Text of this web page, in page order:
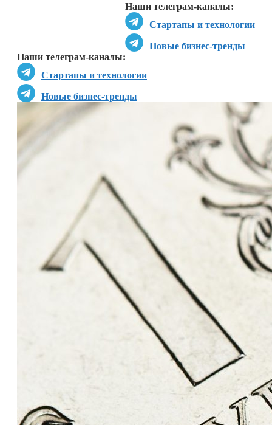
Наши телеграм-каналы:
Стартапы и технологии
Новые бизнес-тренды
Наши телеграм-каналы:
Стартапы и технологии
Новые бизнес-тренды